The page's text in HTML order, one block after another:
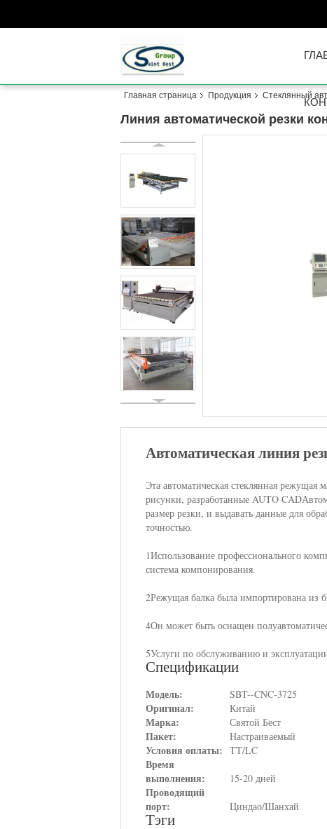
Главная страница Продукция Стеклянный
Линия автоматической резки
Автоматическая линия
Эта автоматическая стеклянная
рисунки, разработанные AUTO
размер резки, и выдавать данные для
точностью.
1Использование профессионального
система компонирования.
2Режущая балка была импортирована из
4Он может быть оснащен
5Услуги по обслуживанию и
Спецификации
Модель: SBT--CNC-3725
Оригинал: Китай
Марка: Святой Бест
Пакет: Настраиваемый
Условия оплаты: TT/LC
Время
выполнения:
15-20 дней
Проводящий
порт:
Циндао/Шанхай
Тэги